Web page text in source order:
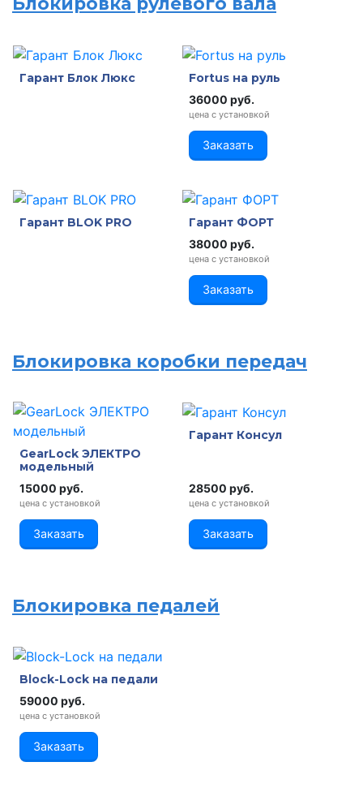
Гарант Блок Люкс Fortus на руль
36000 руб.
цена с установкой
Заказать
Гарант BLOK PRO Гарант ФОРТ
38000 руб.
цена с установкой
Заказать
Блокировка коробки передач
GearLock ЭЛЕКТРО
модельный
15000 руб.
цена с установкой
Заказать
Гарант Консул
28500 руб.
цена с установкой
Заказать
Блокировка педалей
Block-Lock на педали
59000 руб.
цена с установкой
Заказать